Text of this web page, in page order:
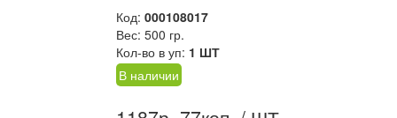
Код: 000108017
Вес: 500 гр.
Кол-во в уп: 1 ШТ
В наличии